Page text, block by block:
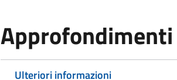
Approfondimenti
Ulteriori informazioni